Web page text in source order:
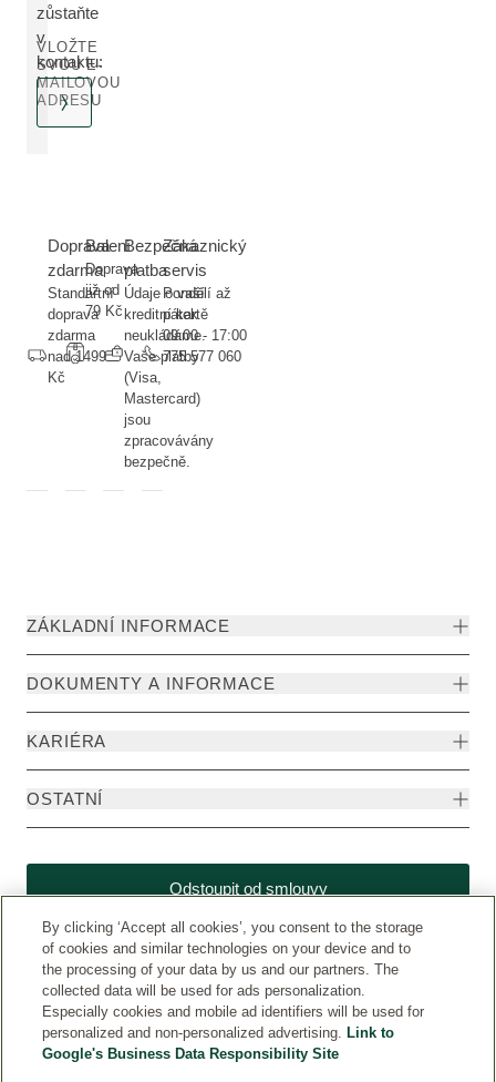
zůstaňte
v
kontaktu:
VLOŽTE
SVOU E-
MAILOVOU
ADRESU
Doprava
zdarma
Standartní
doprava
zdarma
nad 1499
Kč
Balení
Doprava
již od
79 Kč
Bezpečná
platba
Údaje o vaší
kreditní kartě
neukládáme.
Vaše platby
(Visa,
Mastercard)
jsou
zpracovávány
bezpečně.
Zákaznický
servis
Pondělí až
pátek
09:00 - 17:00
775 577 060
ZÁKLADNÍ INFORMACE
DOKUMENTY A INFORMACE
KARIÉRA
OSTATNÍ
Odstoupit od smlouvy
By clicking ‘Accept all cookies’, you consent to the storage
of cookies and similar technologies on your device and to
the processing of your data by us and our partners. The
collected data will be used for ads personalization.
Especially cookies and mobile ad identifiers will be used for
personalized and non-personalized advertising. Link to
Google's Business Data Responsibility Site